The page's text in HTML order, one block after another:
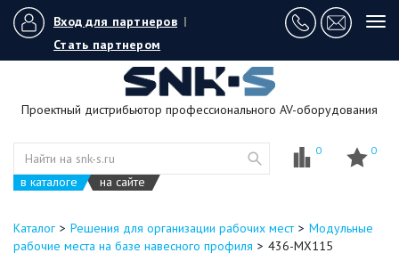
Вход для партнеров |
Стать партнером
Проектный дистрибьютор профессионального AV-оборудования
в каталоге на сайте
0 0
Каталог Решения для организации рабочих мест
Модульные
рабочие места на базе навесного профиля
436-MX115